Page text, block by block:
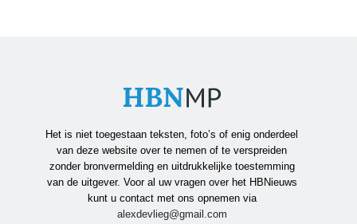
Het is niet toegestaan teksten, foto’s of enig onderdeel
van deze website over te nemen of te verspreiden
zonder bronvermelding en uitdrukkelijke toestemming
van de uitgever. Voor al uw vragen over het HBNieuws
kunt u contact met ons opnemen via
alexdevlieg@gmail.com